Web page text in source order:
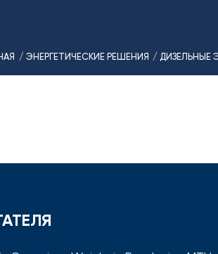
/ ЭНЕРГЕТИЧЕСКИЕ РЕШЕНИЯ / ДИЗЕЛЬНЫЕ
› ПРОЕКТИРОВАНИЕ